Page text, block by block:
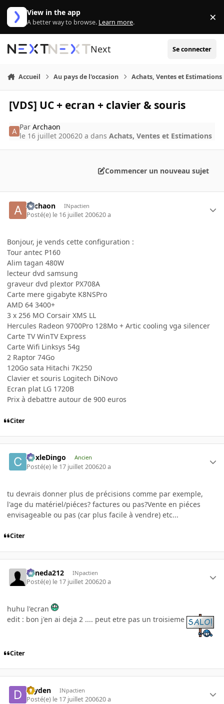
Aller au contenu
View in the app
A better way to browse. Learn more. ×
Next Se connecter
Accueil Au pays de l'occasion Achats, Ventes et Estimations
[VDS] UC + ecran + clavier & souris
ParArchaon
le 16 juillet 200620 a dansAchats, Ventes et Estimations
Commencer un nouveau sujet
Archaon INpactien
Posté(e) le 16 juillet 200620 a
Bonjour, je vends cette configuration :
Tour antec P160
Alim tagan 480W
lecteur dvd samsung
graveur dvd plextor PX708A
Carte mere gigabyte K8NSPro
AMD 64 3400+
3 x 256 MO Corsair XMS LL
Hercules Radeon 9700Pro 128Mo + Artic cooling vga silencer
Carte TV WinTV Express
Carte Wifi Linksys 54g
2 Raptor 74Go
120Go sata Hitachi 7K250
Clavier et souris Logitech DiNovo
Ecran plat LG 1720B
Prix à debattre autour de 900 euros
Citer
CoxleDingo Ancien
Posté(e) le 17 juillet 200620 a
tu devrais donner plus de précisions comme par exemple,
l'age du matériel/piéces? factures ou pas?Vente en piéces
envisageable ou pas (car plus facile à vendre) etc...
Citer
keneda212 INpactien
Posté(e) le 17 juillet 200620 a
huhu l'ecran
edit : bon j'en ai deja 2 .... peut etre pas un troisieme
Citer
dryden INpactien
Posté(e) le 17 juillet 200620 a